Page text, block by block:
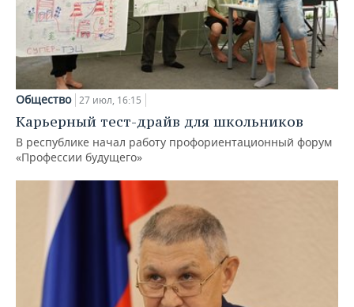
Общество 27 июл, 16:15
Карьерный тест-драйв для школьников
В республике начал работу профориентационный форум
«Профессии будущего»